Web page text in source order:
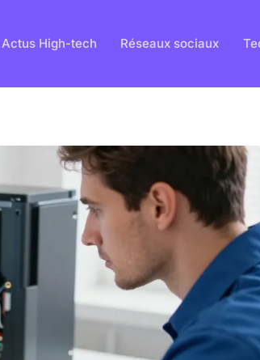
Actus High-tech Réseaux sociaux